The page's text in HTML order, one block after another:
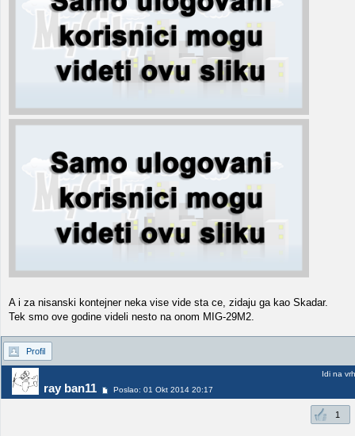
A i za nisanski kontejner neka vise vide sta ce, zidaju ga kao Skadar.
Tek smo ove godine videli nesto na onom MIG-29M2.
Profil
ray ban11 Poslao: 01 Okt 2014 20:17
Idi na vrh
1